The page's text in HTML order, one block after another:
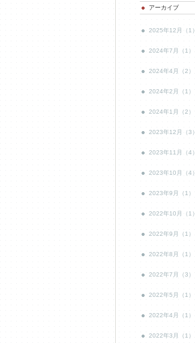
アーカイブ
2025年12月（1）
2024年7月（1）
2024年4月（2）
2024年2月（1）
2024年1月（2）
2023年12月（3）
2023年11月（4）
2023年10月（4）
2023年9月（1）
2022年10月（1）
2022年9月（1）
2022年8月（1）
2022年7月（3）
2022年5月（1）
2022年4月（1）
2022年3月（1）